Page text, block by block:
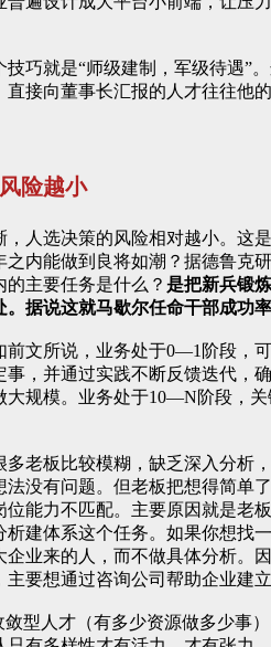
巧就是“师级建制，军级待遇”
接向董事长汇报的人才往往他
险越小
人选决策的风险相对越小。这
内能做到良将如潮？据德鲁克
主要任务是什么？ 是把新兵锻
据说这就马歇尔任命干部成功率
文所说，业务处于0—1阶段，
，并通过实践不断反馈迭代，
规模。业务处于10—N阶段，
老板比较模糊，缺乏深入分析
没有问题。但老板把想得简单
能力不匹配。主要原因就是老
建体系这个任务。如果你想找
业来的人，而不做具体分析。
要想通过咨询公司帮助企业建立
型人才（有多少资源做多少事